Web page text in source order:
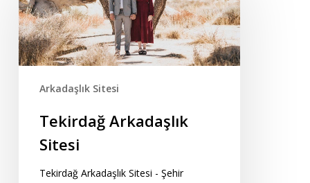
Sitesi
Arkadaşlık Sitesi
Tekirdağ Arkadaşlık
Sitesi
Tekirdağ Arkadaşlık Sitesi - Şehir